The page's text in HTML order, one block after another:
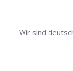
Wir sind